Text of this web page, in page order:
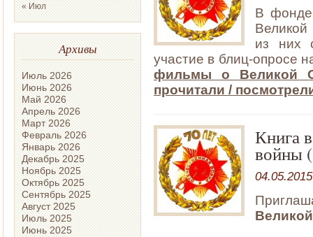
« Июл
Архивы
Июль 2026
Июнь 2026
Май 2026
Апрель 2026
Март 2026
Февраль 2026
Январь 2026
Декабрь 2025
Ноябрь 2025
Октябрь 2025
Сентябрь 2025
Август 2025
Июль 2025
Июнь 2025
В фонде
из них
участие в блиц-опросе
фильмы о Великой
прочитали /
Книга
войны
04.05.2015